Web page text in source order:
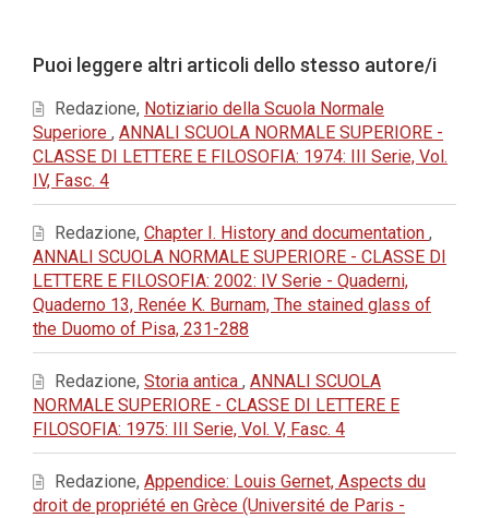
dell'articolo
Puoi leggere altri articoli dello stesso autore/i
Redazione, Notiziario della Scuola Normale
Superiore , ANNALI SCUOLA NORMALE SUPERIORE -
CLASSE DI LETTERE E FILOSOFIA: 1974: III Serie, Vol.
IV, Fasc. 4
Redazione, Chapter I. History and documentation ,
ANNALI SCUOLA NORMALE SUPERIORE - CLASSE DI
LETTERE E FILOSOFIA: 2002: IV Serie - Quaderni,
Quaderno 13, Renée K. Burnam, The stained glass of
the Duomo of Pisa, 231-288
Redazione, Storia antica , ANNALI SCUOLA
NORMALE SUPERIORE - CLASSE DI LETTERE E
FILOSOFIA: 1975: III Serie, Vol. V, Fasc. 4
Redazione, Appendice: Louis Gernet, Aspects du
droit de propriété en Grèce (Université de Paris -